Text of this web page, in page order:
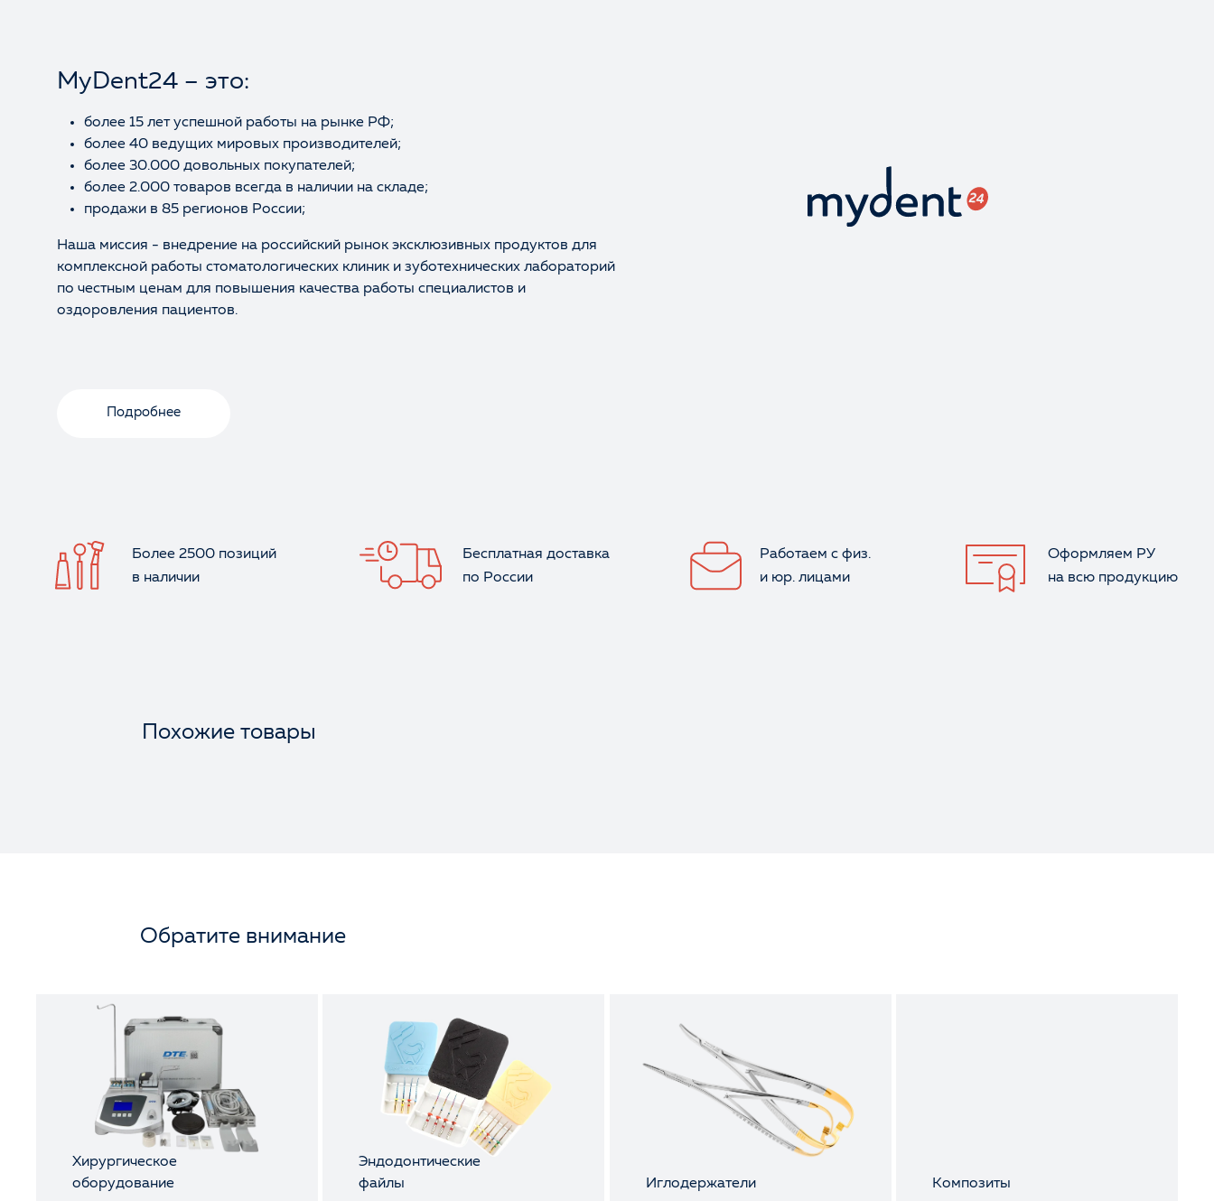
MyDent24 – это:
более 15 лет успешной работы на рынке РФ;
более 40 ведущих мировых производителей;
более 30.000 довольных покупателей;
более 2.000 товаров всегда в наличии на складе;
продажи в 85 регионов России;
Наша миссия - внедрение на российский рынок эксклюзивных продуктов для
комплексной работы стоматологических клиник и зуботехнических лабораторий
по честным ценам для повышения качества работы специалистов и
оздоровления пациентов.
Подробнее
Более 2500 позиций
в наличии
Бесплатная доставка
по России
Работаем с физ.
и юр. лицами
Оформляем РУ
на всю продукцию
Похожие товары
Обратите внимание
Хирургическое
оборудование
Эндодонтические
файлы
Иглодержатели Композиты